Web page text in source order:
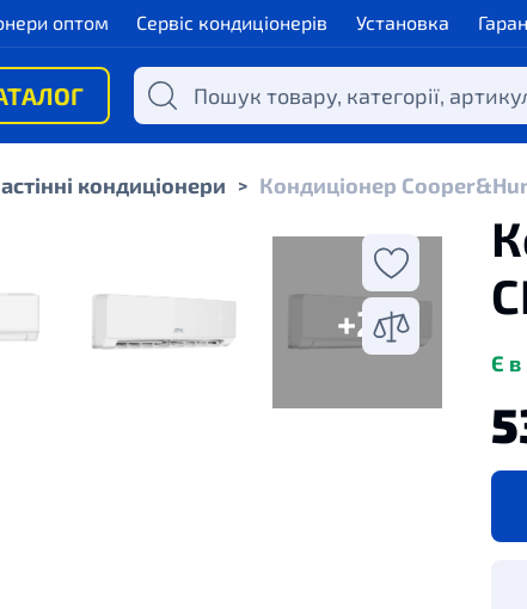
оптом Сервіс кондиціонерів Установка
кондиціонери > Кондиціонер
+2
Є в